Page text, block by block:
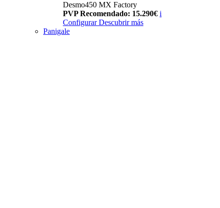
Desmo450 MX Factory
PVP Recomendado: 15.290€ i
Configurar Descubrir más
Panigale